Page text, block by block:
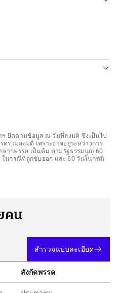
14 คน
ยึดตามข้อมูล ณ วันที่ลงมติ ซึ่งเป็นไป
ร่วมลงมติ เพราะอาจอยู่ระหว่างการ
จากพรรค เป็นต้น ตามรัฐธรรมนูญ 60
ในกรณีที่ถูกขับออก และ 60 วันในกรณี
คน
สำรวจแบบละเอียด
สังกัดพรรค